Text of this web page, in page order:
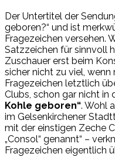
Der Untertitel der
geboren?“ und ist
Fragezeichen versehen.
Satzzeichen für sinnvoll
Zuschauer erst beim
sicher nicht zu viel,
Fragezeichen letztlich
Clubs, schon gar nicht in
Kohle geboren“. Wohl
im Gelsenkirchener
mit der einstigen Zeche
„Consol“ genannt“ –
Fragezeichen eigentlich